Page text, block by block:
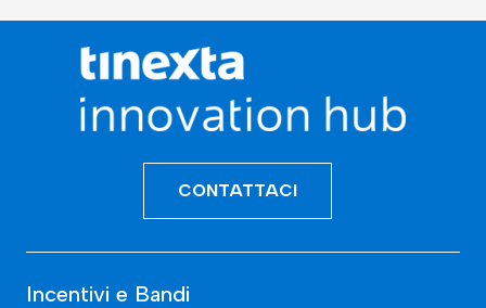
CONTATTACI
Incentivi e Bandi